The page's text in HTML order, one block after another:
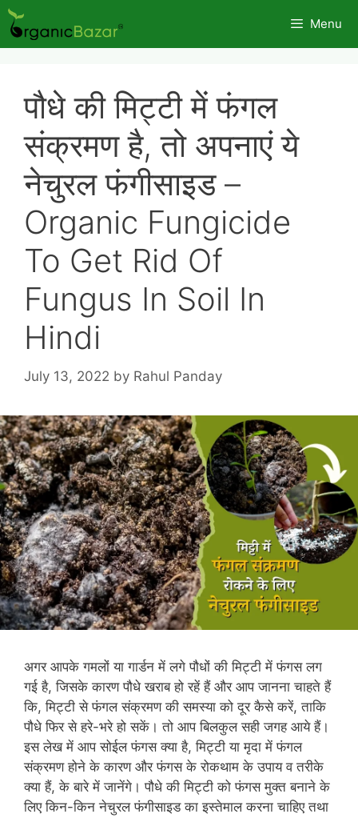
Skip
to
content
Menu
पौधे की मिट्टी में फंगल
संक्रमण है, तो अपनाएं ये
नेचुरल फंगीसाइड –
Organic Fungicide
To Get Rid Of
Fungus In Soil In
Hindi
July 13, 2022 by Rahul Panday
अगर आपके गमलों या गार्डन में लगे पौधों की मिट्टी में फंगस लग
गई है, जिसके कारण पौधे खराब हो रहें हैं और आप जानना चाहते हैं
कि, मिट्टी से फंगल संक्रमण की समस्या को दूर कैसे करें, ताकि
पौधे फिर से हरे-भरे हो सकें। तो आप बिलकुल सही जगह आये हैं।
इस लेख में आप सोईल फंगस क्या है, मिट्टी या मृदा में फंगल
संक्रमण होने के कारण और फंगस के रोकथाम के उपाय व तरीके
क्या हैं, के बारे में जानेंगे। पौधे की मिट्टी को फंगस मुक्त बनाने के
लिए किन-किन नेचुरल फंगीसाइड का इस्तेमाल करना चाहिए तथा